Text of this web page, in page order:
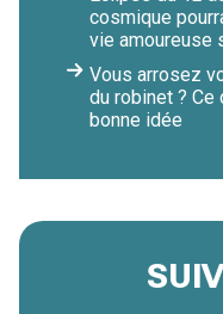
cosmique
vie amoureuse
Vous arrosez
du robinet ? Ce
bonne idée